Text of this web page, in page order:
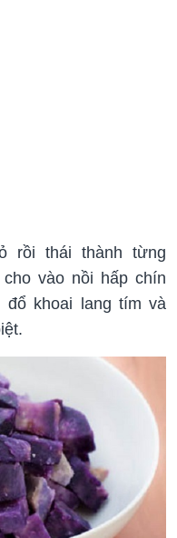
rồi thái thành từng
vào nồi hấp chín
khoai lang tím và